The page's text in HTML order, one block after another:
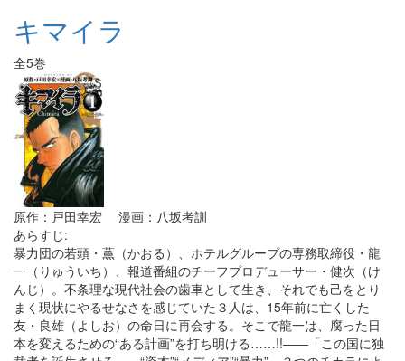
キマイラ
全5巻
原作：戸田幸宏 漫画：八坂考訓
あらすじ:
暴力団の若頭・薫（かおる）、ホテルグループの専務取締役・龍
一（りゅういち）、報道番組のチーフプロデューサー・健次（け
んじ）。不条理な現代社会の歯車として生き、それでも己をとり
まく現状にやるせなさを感じていた３人は、15年前に亡くした
友・良雄（よしお）の命日に再会する。そこで龍一は、腐った日
本を変えるための“ある計画”を打ち明ける……!!――「この国に独